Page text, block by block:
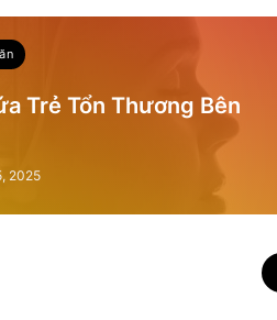
Trẻ Tổn Thương Bên
2025